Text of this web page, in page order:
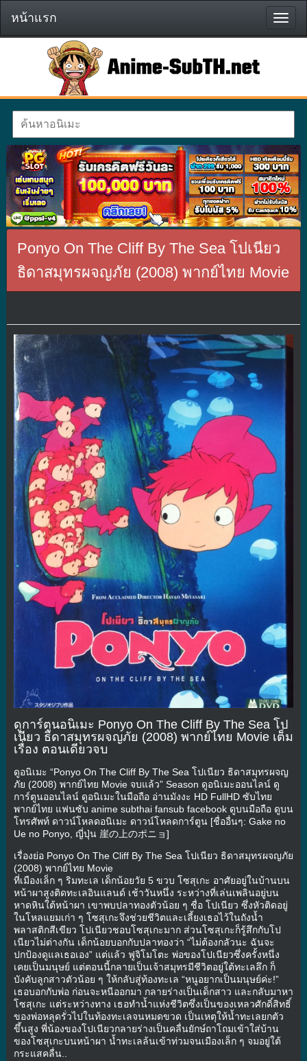
หน้า
แรก
หน้าแรก
Ponyo On The Cliff By The Sea โปเนียว
ธิดาสมุทรผจญภัย (2008) พากย์ไทย Movie
ดูการ์ตูนอนิเมะ Ponyo On The Cliff By The Sea โป
เนียว ธิดาสมุทรผจญภัย (2008) พากย์ไทย Movie เต็ม
เรื่อง ตอนเดียวจบ
ดูอนิเมะ “Ponyo On The Cliff By The Sea โปเนียว ธิดาสมุทรผจญ
ภัย (2008) พากย์ไทย Movie จบแล้ว” Season ดูอนิเมะออนไลน์ ดู
การ์ตูนออนไลน์ ดูอนิเมะในมือถือ อ่านมังงะ HD FullHD ซับไทย
พากย์ไทย แฟนซับ anime subthai fansub facebook ดูบนมือถือ ดูบน
โทรศัพท์ ดาวน์โหลดอนิเมะ ดาวน์โหลดการ์ตูน [ชื่ออื่นๆ: Gake no
Ue no Ponyo, ญี่ปุ่น 崖の上のポニョ]
เรื่องย่อ Ponyo On The Cliff By The Sea โปเนียว ธิดาสมุทรผจญภัย
(2008) พากย์ไทย Movie
ที่เมืองเล็ก ๆ ริมทะเล เด็กน้อยวัย 5 ขวบ โซสุเกะ อาศัยอยู่ในบ้านบน
หน้าผาสูงติดทะเลอินแลนด์ เช้าวันหนึ่ง ระหว่างที่เล่นเพลินอยู่บน
หาดหินใต้หน้าผา เขาพบปลาทองตัวน้อย ๆ ชื่อ โปเนียว ซึ่งหัวติดอยู่
ในโหลแยมเก่า ๆ โซสุเกะจึงช่วยชีวิตและเลี้ยงเธอไว้ในถังน้ำ
พลาสติกสีเขียว โปเนียวชอบโซสุเกะมาก ส่วนโซสุเกะก็รู้สึกกับโป
เนียวไม่ต่างกัน เด็กน้อยบอกกับปลาทองว่า “ไม่ต้องกลัวนะ ฉันจะ
ปกป้องดูแลเธอเอง” แต่แล้ว ฟูจิโมโตะ พ่อของโปเนียวซึ่งครั้งหนึ่ง
เคยเป็นมนุษย์ แต่ตอนนี้กลายเป็นเจ้าสมุทรมีชีวิตอยู่ใต้ทะเลลึก ก็
บังคับลูกสาวตัวน้อย ๆ ให้กลับสู่ท้องทะเล “หนูอยากเป็นมนุษย์ค่ะ!”
เธอบอกกับพ่อ ก่อนจะหนีออกมา กลายร่างเป็นเด็กสาว และกลับมาหา
โซสุเกะ แต่ระหว่างทาง เธอทำน้ำแห่งชีวิตซึ่งเป็นของเหลวศักดิ์สิทธิ์
ของพ่อหลุดรั่วไปในท้องทะเลจนหมดขวด เป็นเหตุให้น้ำทะเลยกตัว
ขึ้นสูง พี่น้องของโปเนียวกลายร่างเป็นคลื่นยักษ์ถาโถมเข้าใส่บ้าน
ของโซสุเกะบนหน้าผา น้ำทะเลล้นเข้าท่วมจนเมืองเล็ก ๆ จมอยู่ใต้
กระแสคลื่น..